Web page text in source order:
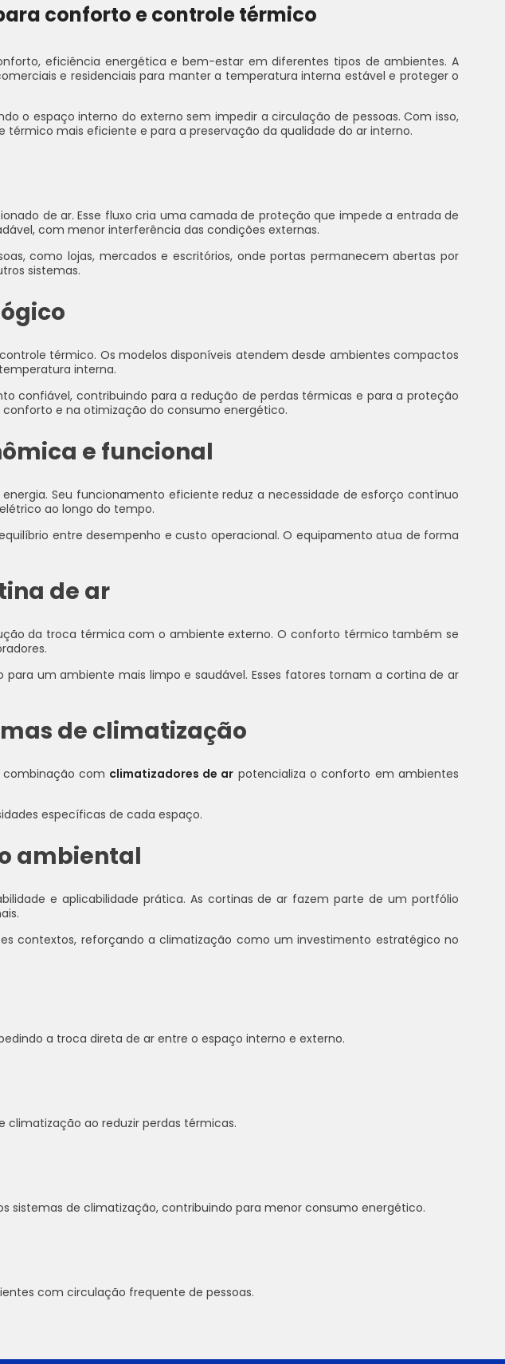
conforto e controle térmico
eficiência energética e bem-estar em diferentes tipos de ambientes. A
e residenciais para manter a temperatura interna estável e proteger o
o espaço interno do externo sem impedir a circulação de pessoas. Com isso,
mais eficiente e para a preservação da qualidade do ar interno.
de ar. Esse fluxo cria uma camada de proteção que impede a entrada de
com menor interferência das condições externas.
como lojas, mercados e escritórios, onde portas permanecem abertas por
sistemas.
térmico. Os modelos disponíveis atendem desde ambientes compactos
interna.
confiável, contribuindo para a redução de perdas térmicas e para a proteção
e na otimização do consumo energético.
e funcional
Seu funcionamento eficiente reduz a necessidade de esforço contínuo
ao longo do tempo.
entre desempenho e custo operacional. O equipamento atua de forma
de ar
da troca térmica com o ambiente externo. O conforto térmico também se
um ambiente mais limpo e saudável. Esses fatores tornam a cortina de ar
de climatização
com climatizadores de ar potencializa o conforto em ambientes
específicas de cada espaço.
ambiental
e aplicabilidade prática. As cortinas de ar fazem parte de um portfólio
contextos, reforçando a climatização como um investimento estratégico no
a troca direta de ar entre o espaço interno e externo.
ao reduzir perdas térmicas.
sistemas de climatização, contribuindo para menor consumo energético.
com circulação frequente de pessoas.